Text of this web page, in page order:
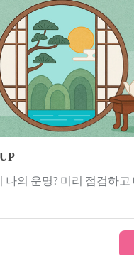
나의 운명? 미리 점검하고